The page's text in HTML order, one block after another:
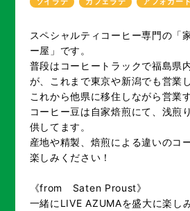
スペシャルティコーヒー専門の「
ー屋」です。
普段はコーヒートラックで福島県
が、これまで東京や新潟でも営業
これから他県に移住しながら営業
コーヒー豆は自家焙煎にて、浅煎
供してます。
産地や精製、焙煎による違いのコ
楽しみください！
《from Saten Proust》
一緒にLIVE AZUMAを盛大に楽し